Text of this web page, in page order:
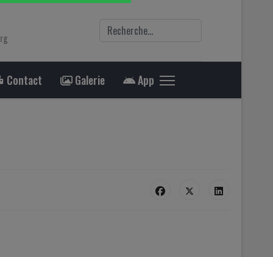
Rechercher
Contact Galerie App